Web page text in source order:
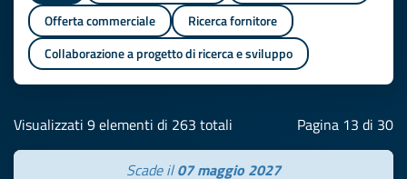
Offerta commerciale
Ricerca fornitore
Collaborazione a progetto di ricerca e sviluppo
Visualizzati 9 elementi di 263 totali Pagina 13 di 30
Scade il07 maggio 2027